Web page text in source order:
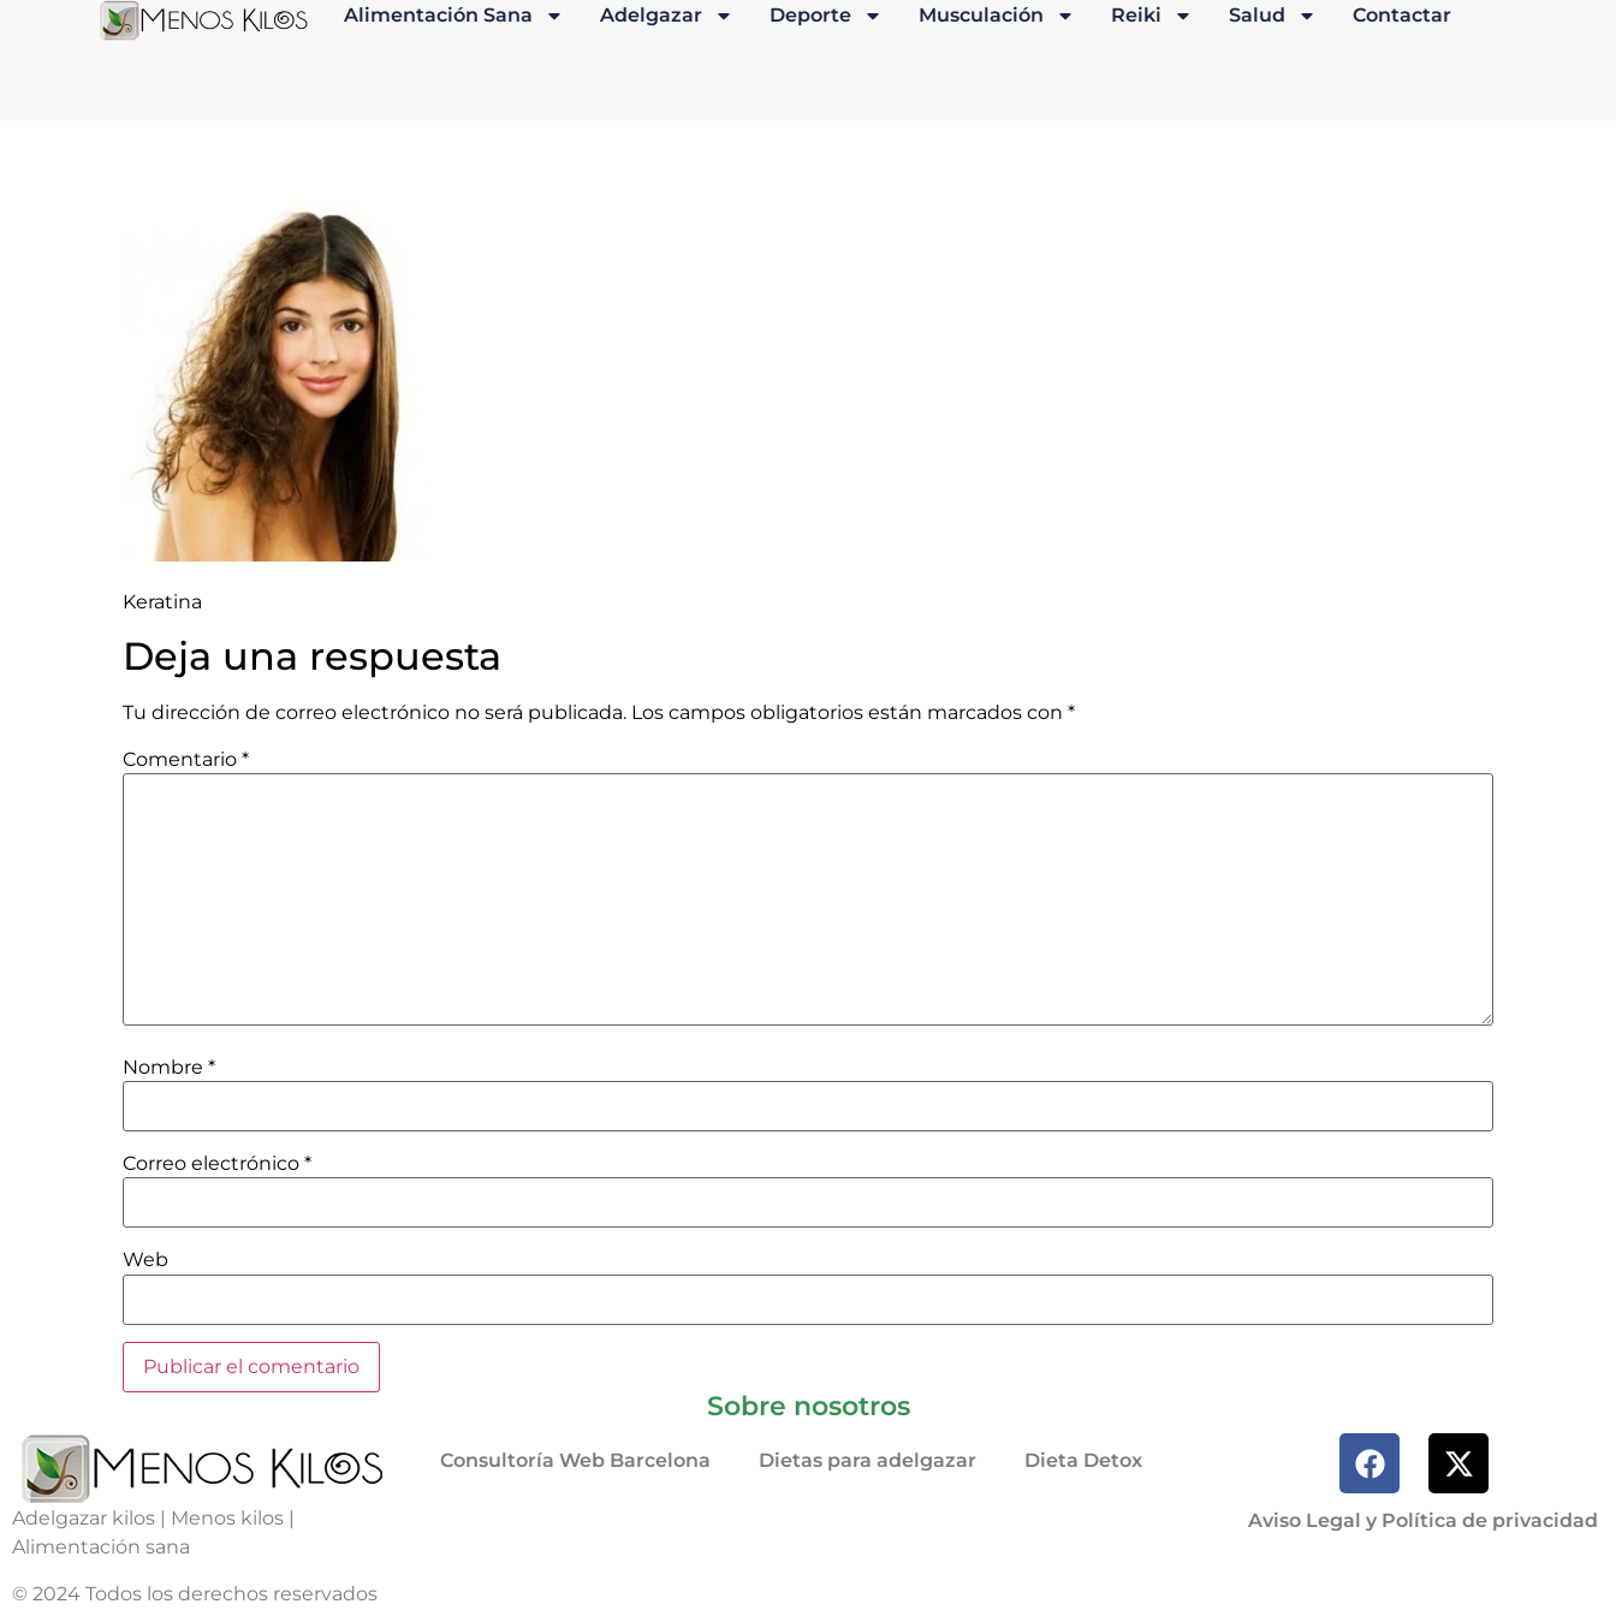
Alimentación Sana Adelgazar Deporte Musculación Reiki Salud Contactar
Keratina
Deja una respuesta
Tu dirección de correo electrónico no será publicada. Los campos obligatorios están marcados con *
Comentario *
Nombre *
Correo electrónico *
Web
Adelgazar kilos | Menos kilos |
Alimentación sana
© 2024 Todos los derechos reservados
Sobre nosotros
Consultoría Web Barcelona Dietas para adelgazar Dieta Detox
Aviso Legal y Política de privacidad